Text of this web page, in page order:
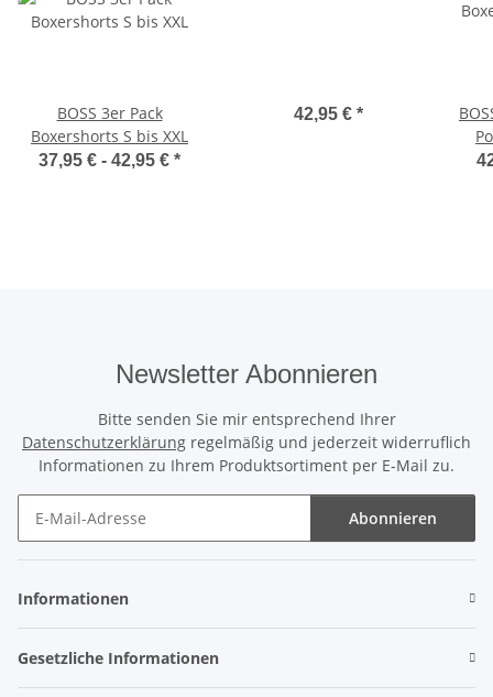
BOSS 3er Pack
Boxershorts S bis XXL
37,95 € - 42,95 € *
42,95 € *
Newsletter Abonnieren
Bitte senden Sie mir entsprechend Ihrer
Datenschutzerklärung regelmäßig und jederzeit widerruflich
Informationen zu Ihrem Produktsortiment per E-Mail zu.
Abonnieren
Informationen
Gesetzliche Informationen